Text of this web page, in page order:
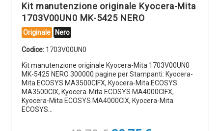
Kit manutenzione originale Kyocera-Mita
1703V00UN0 MK-5425 NERO
Originale Nero
Codice: 1703V00UN0
Kit manutenzione originale Kyocera-Mita 1703V00UN0
MK-5425 NERO 300000 pagine per Stampanti: Kyocera-
Mita ECOSYS MA3500CIFX, Kyocera-Mita ECOSYS
MA3500CIX, Kyocera-Mita ECOSYS MA4000CIFX,
Kyocera-Mita ECOSYS MA4000CIX, Kyocera-Mita
ECOSYS…